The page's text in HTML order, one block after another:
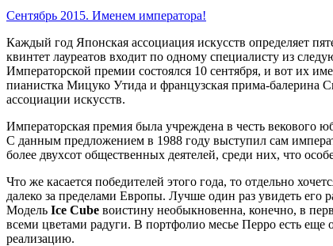
Сентябрь 2015. Именем императора!
Каждый год Японская ассоциация искусств определяет
квинтет лауреатов входит по одному специалисту из
Императорской премии состоялся 10 сентября, и вот их
пианистка Мицуко Утида и французская прима-балерина
ассоциации искусств.
Императорская премия была учреждена в честь векового
С данным предложением в 1988 году выступил сам
более двухсот общественных деятелей, среди них, что
Что же касается победителей этого года, то отдельно
далеко за пределами Европы. Лучше один раз увидеть
Модель Ice Cube воистину необыкновенна, конечно, в
всеми цветами радуги. В портфолио месье Перро есть еще
реализацию.